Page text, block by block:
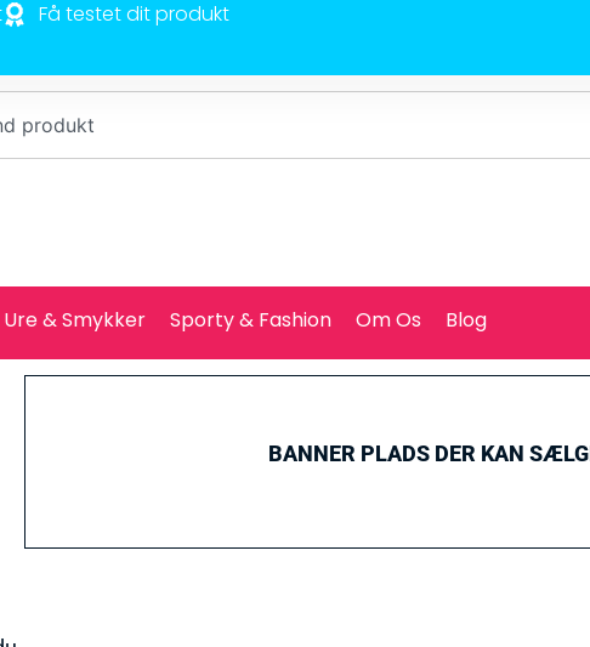
Få testet dit produkt
Ure & Smykker Sporty & Fashion Om Os Blog
BANNER PLADS DER KAN